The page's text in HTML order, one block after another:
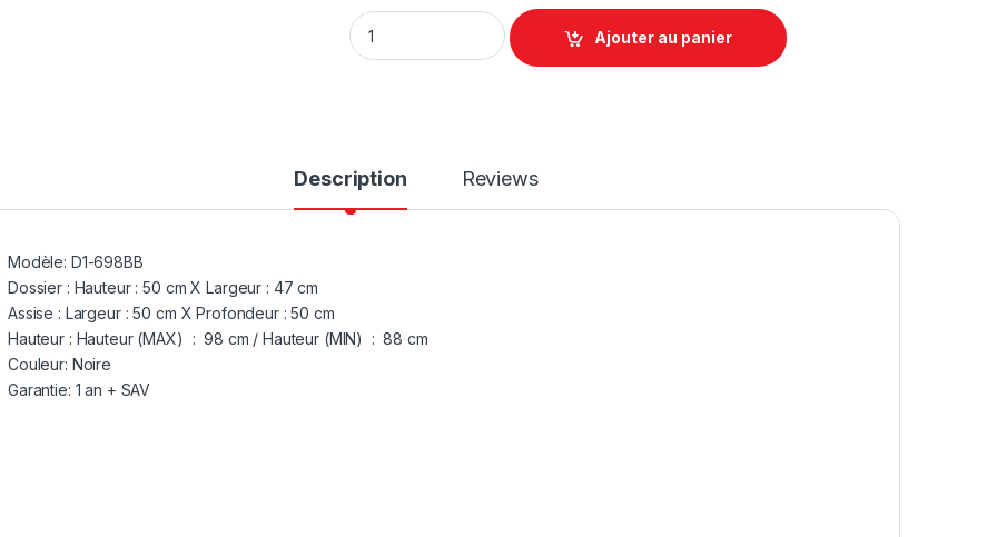
Chaise secrétaire D1-698BB en maille - Noire quantity
Ajouter au panier
Description Reviews
Modèle: D1-698BB
Dossier : Hauteur : 50 cm X Largeur : 47 cm
Assise : Largeur : 50 cm X Profondeur : 50 cm
Hauteur : Hauteur (MAX) : 98 cm / Hauteur (MIN) : 88 cm
Couleur: Noire
Garantie: 1 an + SAV